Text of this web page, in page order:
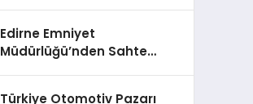
Edirne Emniyet
Müdürlüğü’nden Sahte
Türkiye Otomotiv Pazarı